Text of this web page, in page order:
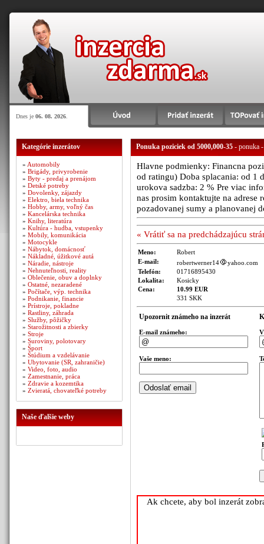
Dnes je 06. 08. 2026
Kategórie inzerátov
» Automobily
» Brigády, privyrobenie
» Byty - predaj a prenájom
» Detské potreby
» Dovolenky, zájazdy
» Elektro, biela technika
» Hobby, army, voľný čas
» Kancelárska technika
» Knihy, literatúra
» Kultúra - hudba, vstupenky
» Mobily, komunikácia
» Motocykle
» Nábytok, domácnosť
» Nákladné, úžitkové autá
» Náradie, nástroje
» Nehnuteľnosti, reality
» Oblečenie, obuv a doplnky
» Ostatné, nezaradené
» Počítače, výp. technika
» Podnikanie, financie
» Prístroje, pokladne
» Rastliny, záhrada
» Služby, pôžičky
» Starožitnosti a zbierky
» Stroje
» Suroviny, polotovary
» Šport
» Štúdium a vzdelávanie
» Ubytovanie (SR, zahraničie)
» Video, foto, audio
» Zamestnanie, práca
» Zdravie a kozemtika
» Zvieratá, chovateľké potreby
Naše ďalšie weby
Ponuka poziciek od 5000,000-35- ponuka
Hlavne podmienky: Financna
od ratingu) Doba splacania: od 1
urokova sadzba: 2 % Pre viac
nas prosim kontaktujte na adrese
pozadovanej sumy a planovanej
« Vrátiť sa na predchádzajúcu
Meno:
Robert
E-mail:
robertwerner14
yahoo.com
Telefón:
01716895430
Lokalita:
Kosicky
Cena:
10.99 EUR
331 SKK
Upozornit známeho na inzerát
E-mail známeho:
Vaše meno:
Ak chcete, aby bol inzerát